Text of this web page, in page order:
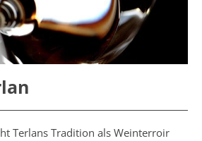
Terlans Tradition als Weinterroir